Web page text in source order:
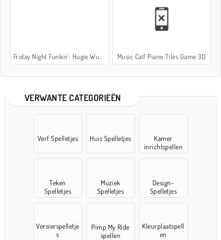
Friday Night Funkin': Hugie Wugie Music Cat! Piano Tiles Game 3D
VERWANTE CATEGORIEËN
Verf Spelletjes Huis Spelletjes
Kamer
inrichtspellen
Teken
Spelletjes
Muziek
Spelletjes
Design-
Spelletjes
Versierspelletje
s
Pimp My Ride
spellen
Kleurplaatspell
en